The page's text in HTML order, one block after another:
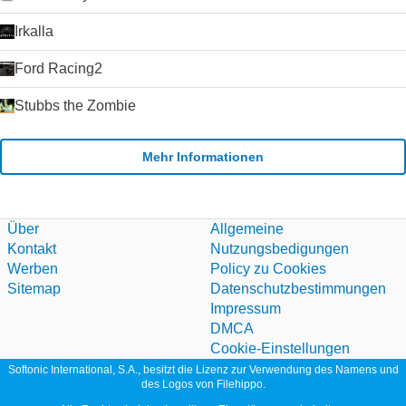
schwer finden, Skype zu schlagen. Der Kauf von Skype durch
Microsoft im Jahr 2011 hat die Plattform weiter stabilisiert und
für seinen alternden Nachrichtendienst Windows Live
Messenger verwendet hat. Klicken Sie auf die grüne
Download-Schaltfläche, um es auszuprobieren. Microsoft
erlaubt nicht mehr das Hosting seiner
Irkalla
Ford Racing2
Stubbs the Zombie
Mehr Informationen
Über
Kontakt
Werben
Sitemap
Allgemeine
Nutzungsbedigungen
Policy zu Cookies
Datenschutzbestimmungen
Impressum
DMCA
Cookie-Einstellungen
Softonic International, S.A., besitzt die Lizenz zur Verwendung des Namens und
des Logos von Filehippo.